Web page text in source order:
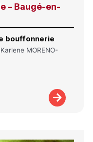
– Baugé-en-
bouffonnerie
MORENO-